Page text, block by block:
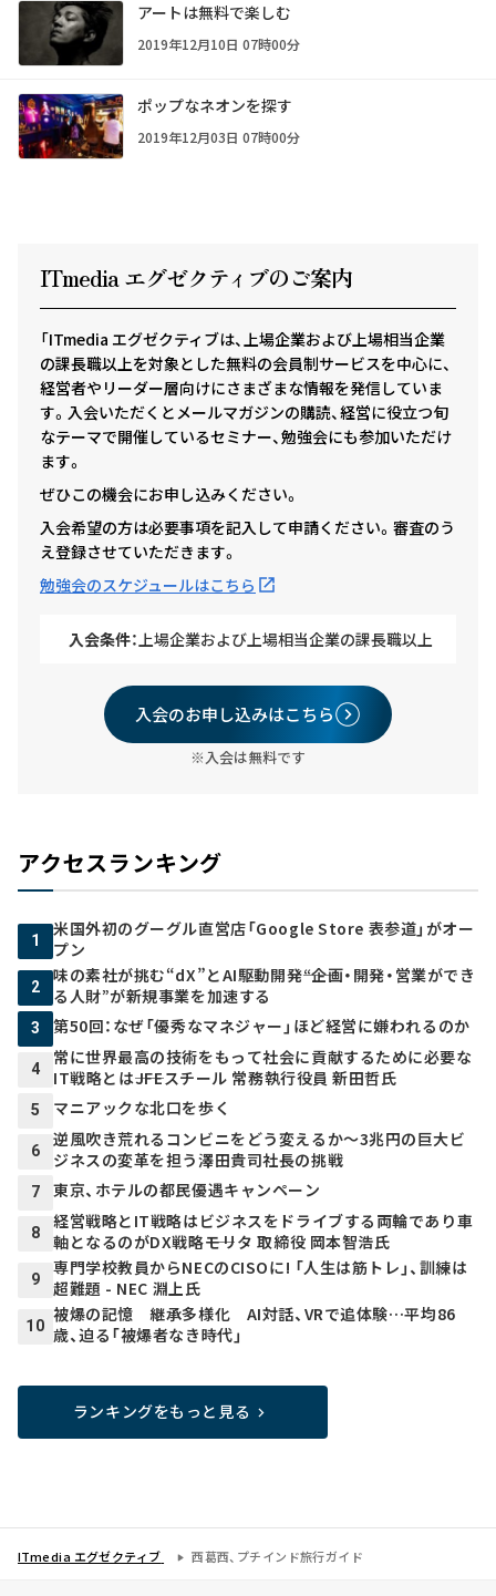
アートは無料で楽しむ
2019年12月10日 07時00分
ポップなネオンを探す
2019年12月03日 07時00分
ITmedia エグゼクティ ブのご案内
「ITmedia エグゼクティブは、上場企業および上場相当企業
の課長職以上を対象とした無料の会員制サービスを中心に、
経営者やリーダー層向けにさまざまな情報を発信していま
す。入会いただくとメールマガジンの購読、経営に役立つ旬
なテーマで開催しているセミナー、勉強会にも参加いただけ
ます。
ぜひこの機会にお申し込みください。
入会希望の方は必要事項を記入して申請ください。審査のう
え登録させていただきます。
勉強会のスケジュールはこちら
入会条件： 上場企業および上場相当企業の課長職以上
入会のお申し込みはこちら
※入会は無料です
アクセスランキング
1
米国外初のグーグル直営店「Google Store 表参道」がオー
プン
2
味の素社が挑む“dX”とAI駆動開発――“企画・開発・営業ができ
る人財”が新規事業を加速する
3 第50回：なぜ「優秀なマネジャー」ほど経営に嫌われるのか
4
常に世界最高の技術をもって社会に貢献するために必要な
IT戦略とは――JFEスチール 常務執行役員 新田哲氏
5 マニアックな北口を歩く
6
逆風吹き荒れるコンビニをどう変えるか～3兆円の巨大ビ
ジネスの変革を担う澤田貴司社長の挑戦
7 東京、ホテルの都民優遇キャンペーン
8
経営戦略とIT戦略はビジネスをドライブする両輪であり車
軸となるのがDX戦略――モリタ 取締役 岡本智浩氏
9
専門学校教員からNECのCISOに! 「人生は筋トレ」、訓練は
超難題 - NEC 淵上氏
10
被爆の記憶 継承多様化 AI対話、VRで追体験…平均86
歳、迫る「被爆者なき時代」
ランキングをもっと見る
ITmedia エグゼクティブ 西葛西、プチインド旅行ガイド